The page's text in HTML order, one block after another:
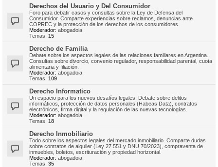
Derechos del Usuario y Del Consumidor
Foro para debatir casos y consultas sobre la Ley de Defensa del
Consumidor. Comparte experiencias sobre reclamos, denuncias ante
COPREC y la protección de los derechos de los consumidores.
Moderador: abogadoia
Temas: 15
Derecho de Familia
Debate sobre los aspectos legales de las relaciones familiares en Argentina.
Consultas sobre divorcio, convenio regulador, responsabilidad parental, cuota
alimentaria y filiación.
Moderador: abogadoia
Temas: 109
Derecho Informatico
Un espacio para los nuevos desafíos legales. Debate sobre delitos
informáticos, protección de datos personales (Habeas Data), contratos
electrónicos, firma digital y la regulación de las nuevas tecnologías.
Moderador: abogadoia
Temas: 18
Derecho Inmobiliario
Todo sobre los aspectos legales del mercado inmobiliario. Comparte dudas
sobre contratos de alquiler (Ley 27.551 y DNU 70/2023), compraventa de
inmuebles, boletos, escrituración y propiedad horizontal.
Moderador: abogadoia
Temas: 35